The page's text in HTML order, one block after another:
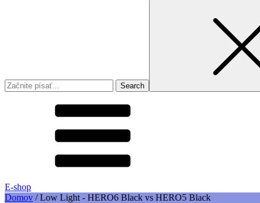
E-shop
Domov /Low Light - HERO6 Black vs HERO5 Black